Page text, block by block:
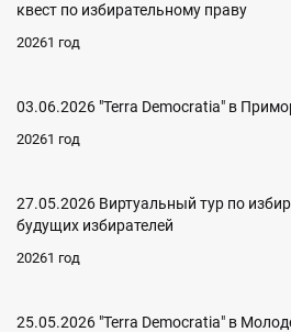
квест по избирательному праву
20261 год
03.06.2026 "Terra Democratia" в
20261 год
27.05.2026 Виртуальный тур по
будущих избирателей
20261 год
25.05.2026 "Terra Democratia" в